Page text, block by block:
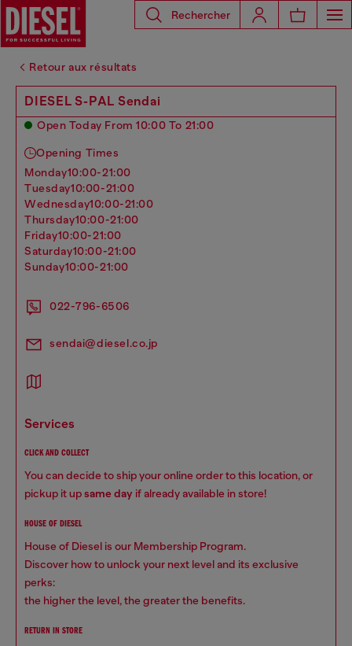
Rechercher
Retour aux résultats
DIESEL S-PAL Sendai
Open Today From 10:00 To 21:00
Opening Times
monday10:00-21:00
tuesday10:00-21:00
wednesday10:00-21:00
thursday10:00-21:00
friday10:00-21:00
saturday10:00-21:00
sunday10:00-21:00
022-796-6506
sendai@diesel.co.jp
services
CLICK AND COLLECT
You can decide to ship your online order to this location, or
pickup it upsame day if already available in store!
HOUSE OF DIESEL
House of Diesel is our Membership Program.
Discover how to unlock your next level and its exclusive
perks:
the higher the level, the greater the benefits.
RETURN IN STORE